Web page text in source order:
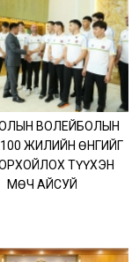
ВОЛЕЙБОЛЫН
ЖИЛИЙН ӨНГИЙГ
ТҮҮХЭН
МӨЧ АЙСУЙ